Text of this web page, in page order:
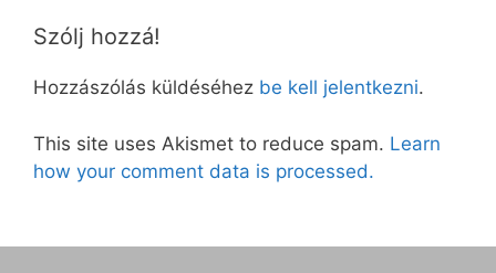
Szólj hozzá!
Hozzászólás küldéséhez be kell jelentkezni.
This site uses Akismet to reduce spam. Learn
how your comment data is processed.